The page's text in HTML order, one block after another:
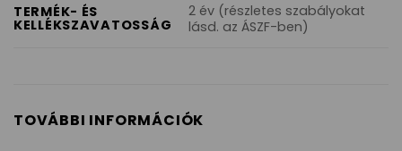
TERMÉK- ÉS
KELLÉKSZAVATOSSÁG
2 év (részletes szabályokat
lásd. az ÁSZF-ben)
TOVÁBBI INFORMÁCIÓK